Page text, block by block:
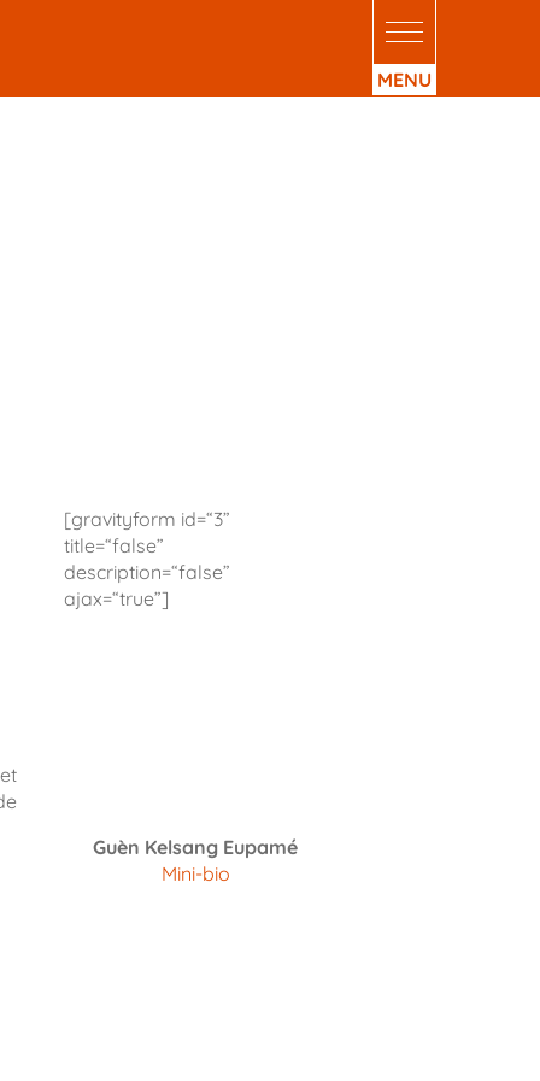
[gravityform id=“3”
title=“false”
description=“false”
ajax=“true”]
Guèn Kelsang Eupamé
Mini-bio